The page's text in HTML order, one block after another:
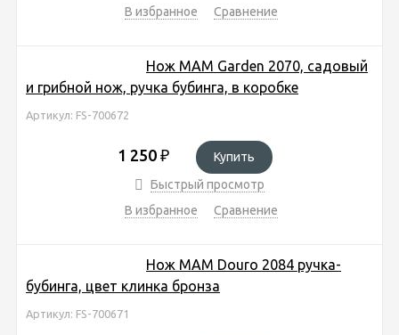
В избранное
Сравнение
Нож MAM Garden 2070, садовый
и грибной нож, ручка бубинга, в коробке
Артикул: FS-700672
1 250 ₽
Купить
Быстрый просмотр
В избранное
Сравнение
Нож MAM Douro 2084 ручка-
бубинга, цвет клинка бронза
Артикул: FS-700671